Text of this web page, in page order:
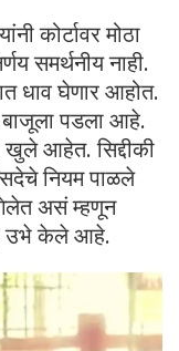
कोर्टावर मोठा
समर्थनीय नाही.
धाव घेणार आहोत.
बाजूला पडला आहे.
खुले आहेत. सिद्दीकी
नियम पाळले
असं म्हणून
उभे केले आहे.